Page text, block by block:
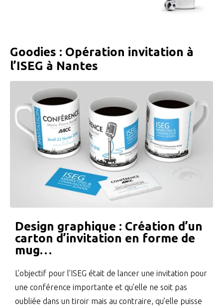
Goodies : Opération invitation à
l’ISEG à Nantes
Design graphique : Création d’un
carton d’invitation en forme de
mug…
L’objectif pour l’ISEG était de lancer une invitation pour
une conférence importante et qu’elle ne soit pas
oubliée dans un tiroir mais au contraire, qu’elle puisse